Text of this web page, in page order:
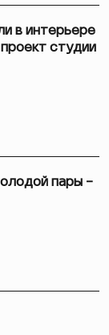
в интерьере
студии
пары –